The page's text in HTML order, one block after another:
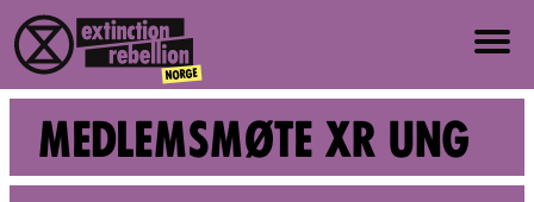
OM OSS
OM XR NORGE
MEDLEMSMØTE XR UNG